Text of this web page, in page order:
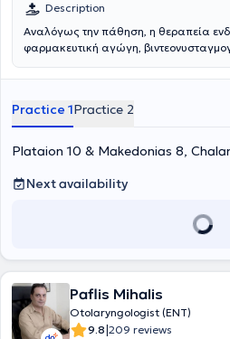
Description
Αναλόγως την πάθηση, η θεραπεία
φαρμακευτική αγώγη,
Practice 1Practice 2
Plataion 10 & Makedonias 8,
Next availability
Paflis Mihalis
Otolaryngologist (ENT)
9.8|209 reviews